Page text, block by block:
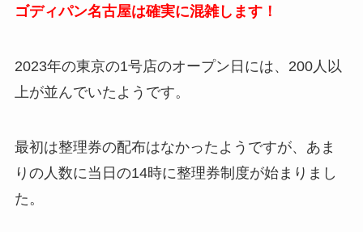
ゴディパン名古屋は確実に混雑します！
2023年の東京の1号店のオープン日には、200人以
上が並んでいたようです。
最初は整理券の配布はなかったようですが、あま
りの人数に当日の14時に整理券制度が始まりまし
た。